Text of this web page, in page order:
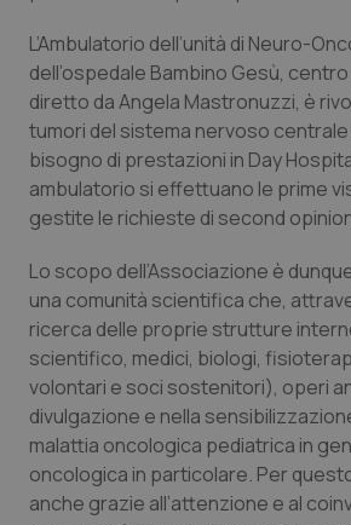
Sicilia
Toscana
Umbria
Valle D’Aosta
Veneto
Neuroscienze & patologie
Obesità
Oftalmologia
Oncodermatologia
Oncoematologia
Oncologia & Nutrizione
Psoriasi & pelle
Quotidiano Cardiologia
L’Ambulatorio dell’unità di Neuro-
dell’ospedale Bambino Gesù,
diretto da Angela Mastronuzzi, è
tumori del sistema nervoso
bisogno di prestazioni in Day
ambulatorio si effettuano le prime
gestite le richieste di second
Lo scopo dell’Associazione è
una comunità scientifica che,
ricerca delle proprie strutture
scientifico, medici, biologi,
volontari e soci sostenitori), operi
divulgazione e nella
malattia oncologica pediatrica in
oncologica in particolare. Per
anche grazie all’attenzione e al